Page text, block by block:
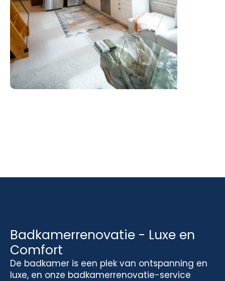
Badkamerrenovatie - Luxe en
Comfort
De badkamer is een plek van ontspanning en
luxe, en onze badkamerrenovatie-service